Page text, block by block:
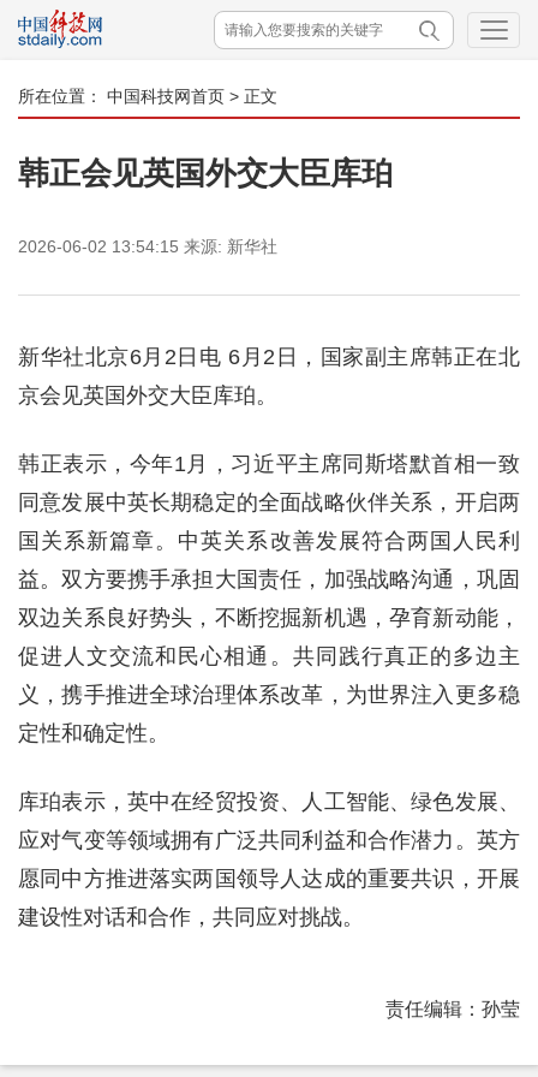
所在位置： 中国科技网首页 > 正文
韩正会见英国外交大臣库珀
2026-06-02 13:54:15 来源: 新华社
新华社北京6月2日电 6月2日，国家副主席韩正在北
京会见英国外交大臣库珀。
韩正表示，今年1月，习近平主席同斯塔默首相一致
同意发展中英长期稳定的全面战略伙伴关系，开启两
国关系新篇章。中英关系改善发展符合两国人民利
益。双方要携手承担大国责任，加强战略沟通，巩固
双边关系良好势头，不断挖掘新机遇，孕育新动能，
促进人文交流和民心相通。共同践行真正的多边主
义，携手推进全球治理体系改革，为世界注入更多稳
定性和确定性。
库珀表示，英中在经贸投资、人工智能、绿色发展、
应对气变等领域拥有广泛共同利益和合作潜力。英方
愿同中方推进落实两国领导人达成的重要共识，开展
建设性对话和合作，共同应对挑战。
责任编辑：孙莹